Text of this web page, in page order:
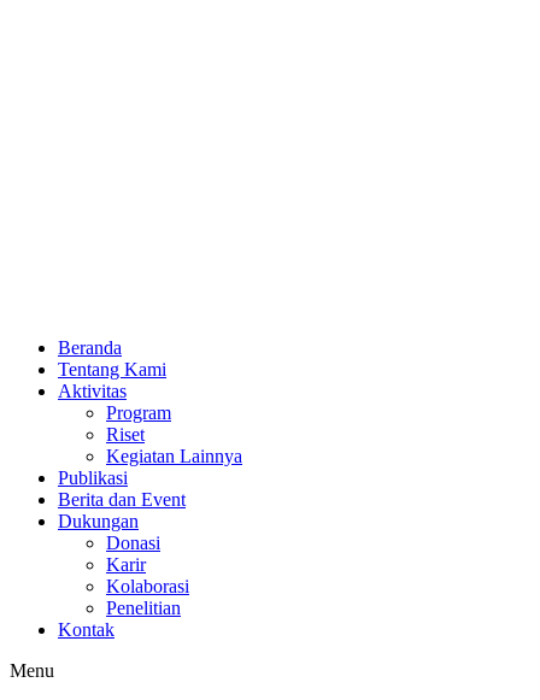
Beranda
Tentang Kami
Aktivitas
Program
Riset
Kegiatan Lainnya
Publikasi
Berita dan Event
Dukungan
Donasi
Karir
Kolaborasi
Penelitian
Kontak
Menu